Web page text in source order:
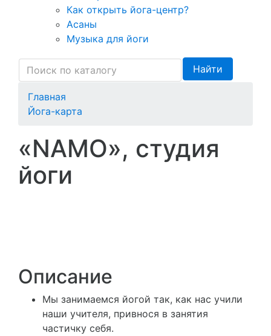
Как открыть йога-центр?
Асаны
Музыка для йоги
Найти
Главная
Йога-карта
«NAMO», студия
йоги
Описание
Мы занимаемся йогой так, как нас учили
наши учителя, привнося в занятия
частичку себя.